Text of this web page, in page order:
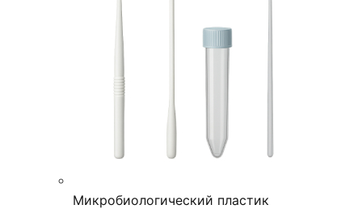
Микробиологический пластик